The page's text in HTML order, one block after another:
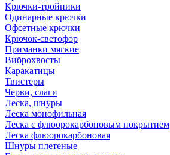
Крючки-тройники
Одинарные крючки
Офсетные крючки
Крючок-светофор
Приманки мягкие
Виброхвосты
Каракатицы
Твистеры
Черви, слаги
Леска, шнуры
Леска монофильная
Леска с флюорокарбоновым покрытием
Леска флюорокарбоновая
Шнуры плетеные